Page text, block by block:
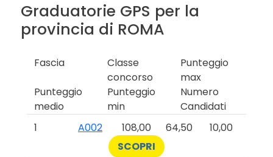
Graduatorie GPS per la
provincia di ROMA
Fascia
Classe
concorso
Punteggio
max
Punteggio
medio
Punteggio
min
Numero
Candidati
1
A002 108,00 64,50
10,00
SCOPRI